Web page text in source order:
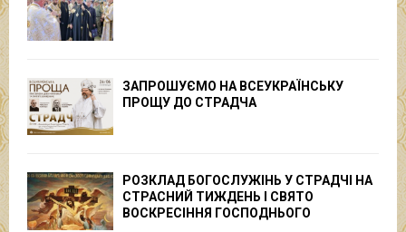
ЗАПРОШУЄМО НА ВСЕУКРАЇНСЬКУ
ПРОЩУ ДО СТРАДЧА
РОЗКЛАД БОГОСЛУЖІНЬ У СТРАДЧІ НА
СТРАСНИЙ ТИЖДЕНЬ І СВЯТО
ВОСКРЕСІННЯ ГОСПОДНЬОГО